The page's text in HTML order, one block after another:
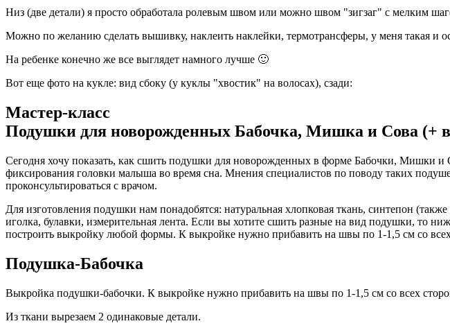
Низ (две детали) я просто обработала ролевым швом или можно швом "зигзаг" с мелким
Можно по желанию сделать вышивку, наклеить наклейки, термотрансферы, у меня такая и
На ребенке конечно же все выглядет намного лучше 🙂
Вот еще фото на кукле: вид сбоку (у куклы "хвостик" на волосах), сзади:
Мастер-класс
Подушки для новорожденных Бабочка, Мишка и Сова (+
Сегодня хочу показать, как сшить подушки для новорожденных в форме Бабочки, Мишки
фиксирования головки малыша во время сна. Мнения специалистов по поводу таких
проконсультироваться с врачом.
Для изготовления подушки нам понадобятся: натуральная хлопковая ткань, синтепон
иголка, булавки, измерительная лента. Если вы хотите сшить разные на вид подушки, то
построить выкройку любой формы. К выкройке нужно прибавить на швы по 1-1,5 см со
Подушка-Бабочка
Выкройка подушки-бабочки. К выкройке нужно прибавить на швы по 1-1,5 см со всех
Из ткани вырезаем 2 одинаковые детали.